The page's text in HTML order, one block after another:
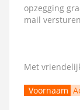
opzegging
mail
Met
Voornaam